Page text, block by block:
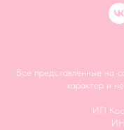
Все представленные на
характер и
ИП